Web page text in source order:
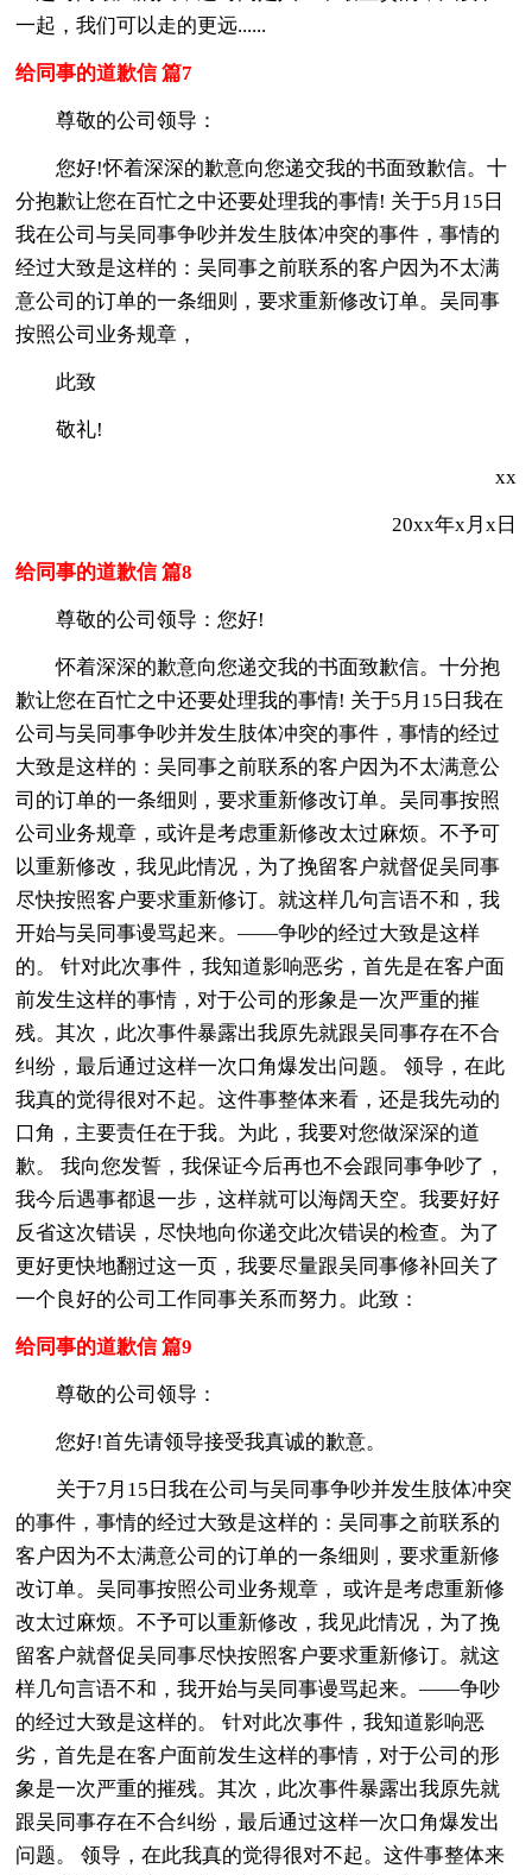
一起，我们可以走的更远......
给同事的道歉信 篇7
尊敬的公司领导：
您好!怀着深深的歉意向您递交我的书面致歉信。十
分抱歉让您在百忙之中还要处理我的事情! 关于5月15日
我在公司与吴同事争吵并发生肢体冲突的事件，事情的
经过大致是这样的：吴同事之前联系的客户因为不太满
意公司的订单的一条细则，要求重新修改订单。吴同事
按照公司业务规章，
此致
敬礼!
xx
20xx年x月x日
给同事的道歉信 篇8
尊敬的公司领导：您好!
怀着深深的歉意向您递交我的书面致歉信。十分抱
歉让您在百忙之中还要处理我的事情! 关于5月15日我在
公司与吴同事争吵并发生肢体冲突的事件，事情的经过
大致是这样的：吴同事之前联系的客户因为不太满意公
司的订单的一条细则，要求重新修改订单。吴同事按照
公司业务规章，或许是考虑重新修改太过麻烦。不予可
以重新修改，我见此情况，为了挽留客户就督促吴同事
尽快按照客户要求重新修订。就这样几句言语不和，我
开始与吴同事谩骂起来。——争吵的经过大致是这样
的。 针对此次事件，我知道影响恶劣，首先是在客户面
前发生这样的事情，对于公司的形象是一次严重的摧
残。其次，此次事件暴露出我原先就跟吴同事存在不合
纠纷，最后通过这样一次口角爆发出问题。 领导，在此
我真的觉得很对不起。这件事整体来看，还是我先动的
口角，主要责任在于我。为此，我要对您做深深的道
歉。 我向您发誓，我保证今后再也不会跟同事争吵了，
我今后遇事都退一步，这样就可以海阔天空。我要好好
反省这次错误，尽快地向你递交此次错误的检查。为了
更好更快地翻过这一页，我要尽量跟吴同事修补回关了
一个良好的公司工作同事关系而努力。此致：
给同事的道歉信 篇9
尊敬的公司领导：
您好!首先请领导接受我真诚的歉意。
关于7月15日我在公司与吴同事争吵并发生肢体冲突
的事件，事情的经过大致是这样的：吴同事之前联系的
客户因为不太满意公司的订单的一条细则，要求重新修
改订单。吴同事按照公司业务规章， 或许是考虑重新修
改太过麻烦。不予可以重新修改，我见此情况，为了挽
留客户就督促吴同事尽快按照客户要求重新修订。就这
样几句言语不和，我开始与吴同事谩骂起来。——争吵
的经过大致是这样的。 针对此次事件，我知道影响恶
劣，首先是在客户面前发生这样的事情，对于公司的形
象是一次严重的摧残。其次，此次事件暴露出我原先就
跟吴同事存在不合纠纷，最后通过这样一次口角爆发出
问题。 领导，在此我真的觉得很对不起。这件事整体来